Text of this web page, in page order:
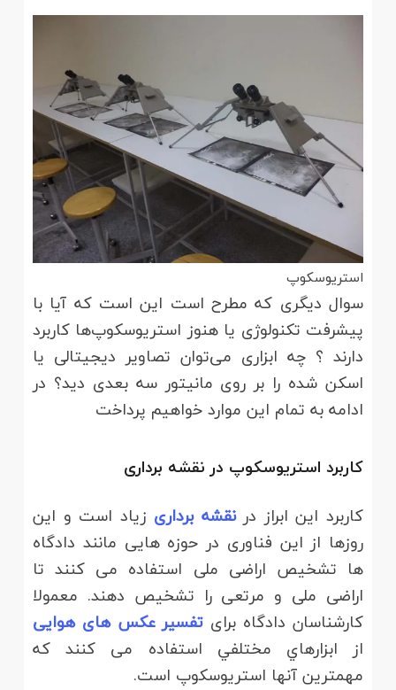
استریوسکوپ
سوال دیگری که مطرح است این است که آیا با
پیشرفت تکنولوژی یا هنوز استریوسکوپ‌ها کاربرد
دارند ؟ چه ابزاری می‌توان تصاویر دیجیتالی یا
اسکن شده را بر روی مانیتور سه بعدی دید؟ در
ادامه به تمام این موارد خواهیم پرداخت
کاربرد استریوسکوپ در نقشه برداری
کاربرد این ابراز درنقشه برداری زیاد است و این
روزها از این فناوری در حوزه هایی مانند دادگاه
ها تشخیص اراضی ملی استفاده می کنند تا
اراضی ملی و مرتعی را تشخیص دهند. معمولا
كارشناسان دادگاه برای تفسير عكس های هوایی
از ابزارهاي مختلفي استفاده می کنند که
مهمترین آنها استریوسکوپ است.